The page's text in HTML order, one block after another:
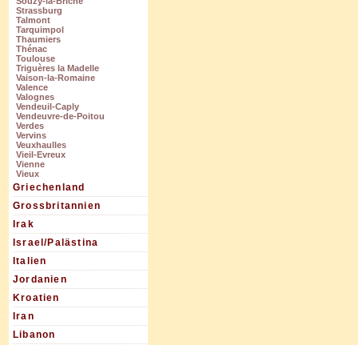
Strassburg
Talmont
Tarquimpol
Thaumiers
Thénac
Toulouse
Triguères la Madelle
Vaison-la-Romaine
Valence
Valognes
Vendeuil-Caply
Vendeuvre-de-Poitou
Verdes
Vervins
Veuxhaulles
Vieil-Evreux
Vienne
Vieux
Griechenland
Grossbritannien
Irak
Israel/Palästina
Italien
Jordanien
Kroatien
Iran
Libanon